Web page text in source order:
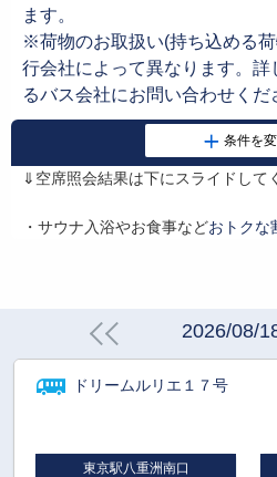
ます。
※荷物のお取扱い(持ち込める
行会社によって異なります。
るバス会社にお問い合わせくだ
⇓空席照会結果は下にスライドして
・サウナ入浴やお食事などおトクな
2026/08/
ドリームルリエ１７号
東京駅八重洲南口